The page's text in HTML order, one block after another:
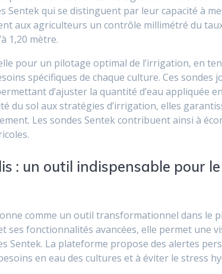
Sentek qui se distinguent par leur capacité à
aux agriculteurs un contrôle millimétré du
1,20 mètre.
pour un pilotage optimal de l’irrigation, en
spécifiques de chaque culture. Ces sondes
d’ajuster la quantité d’eau appliquée
du sol aux stratégies d’irrigation, elles
Les sondes Sentek contribuent ainsi à
: un outil indispensable pour
comme un outil transformationnel dans le
ses fonctionnalités avancées, elle permet une
Sentek. La plateforme propose des alertes
en eau des cultures et à éviter le stress